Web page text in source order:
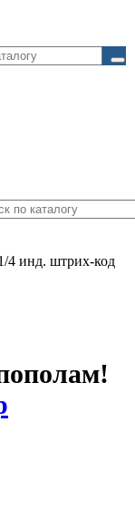
4 инд. штрих-код